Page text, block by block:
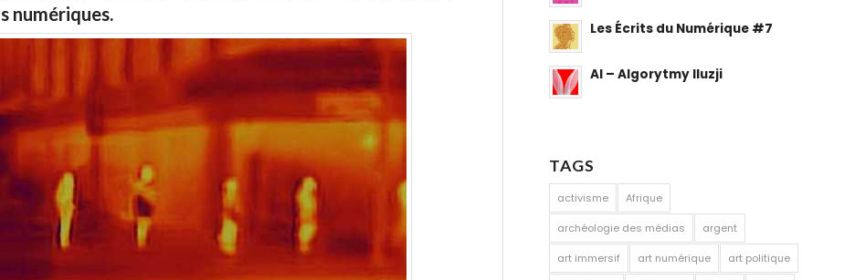
numériques.
Les Écrits du Numérique #7
AI – Algorytmy Iluzji
TAGS
activisme Afrique
archéologie des médias argent
art immersif art numérique art politique